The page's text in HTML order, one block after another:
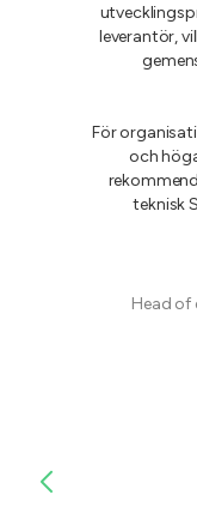
leverantör,
För
och
teknisk
Head of